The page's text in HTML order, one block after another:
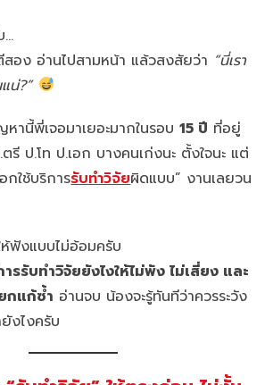
…
อง อ่านไปสามหน้า แล้วสงสัยว่า “นี่เรา
น่?”
านี้พี่เจอมาเยอะมากในรอบ15 ปี ที่อยู่
ป.โท ป.เอก บางคนเก่งนะ ตั้งใจนะ แต่
ใช้บริการรับทำวิจัยผิดแบบ” งานเลยวน
ห้ฟังแบบไม่อ้อมครับ
ารรับทำวิจัยยังไงให้ไม่พัง ไม่เสี่ยง และ
กแก้ซ้ำ อ่านจบ น้องจะรู้ทันทีว่าควรระวัง
ยังไงครับ